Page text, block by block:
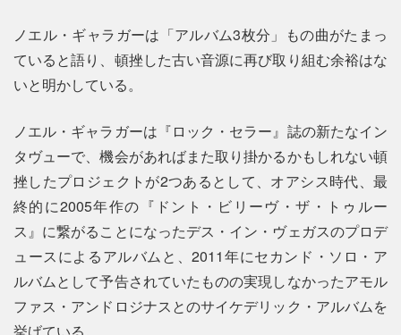
ノエル・ギャラガーは「アルバム3枚分」もの曲がたまっ
ていると語り、頓挫した古い音源に再び取り組む余裕はな
いと明かしている。
ノエル・ギャラガーは『ロック・セラー』誌の新たなイン
タヴューで、機会があればまた取り掛かるかもしれない頓
挫したプロジェクトが2つあるとして、オアシス時代、最
終的に2005年作の『ドント・ビリーヴ・ザ・トゥルー
ス』に繋がることになったデス・イン・ヴェガスのプロデ
ュースによるアルバムと、2011年にセカンド・ソロ・ア
ルバムとして予告されていたものの実現しなかったアモル
ファス・アンドロジナスとのサイケデリック・アルバムを
挙げている。